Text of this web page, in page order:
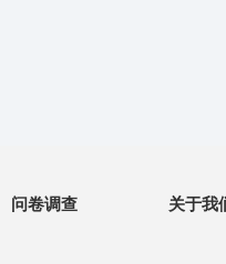
问卷调查 关于我